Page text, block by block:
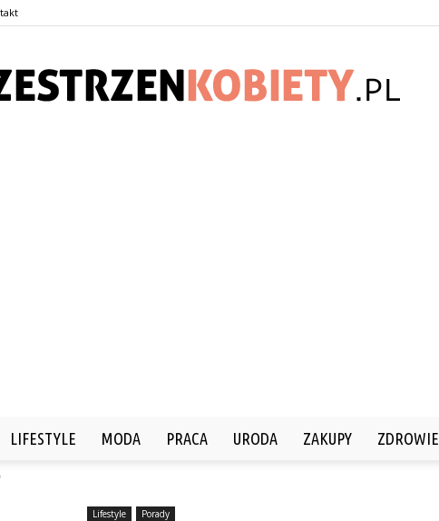
LIFESTYLE MODA PRACA URODA ZAKUPY ZDROWIE
Lifestyle Porady